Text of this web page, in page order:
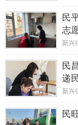
民
志
新兴
民
递
新兴
民